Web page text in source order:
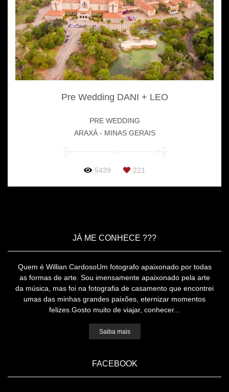
Pre Wedding DANI + LEO
PRE WEDDING
ARAXÁ - MINAS GERAIS
5439 221
JÁ ME CONHECE ???
Quem é Willian CardosoUm fotografo apaixonado por todas
as formas de arte. Sou imensamente apaixonado pela arte
da música, mas foi na fotografia de casamento que encontrei
umas das minhas grandes paixões, eternizar momentos
felizes.Gosto muito de viajar, conhecer...
Saiba mais
FACEBOOK